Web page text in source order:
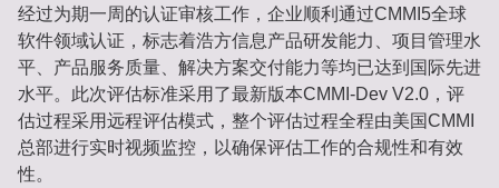
经过为期一周的认证审核工作，企业顺利通过CMMI5全球
软件领域认证，标志着浩方信息产品研发能力、项目管理水
平、产品服务质量、解决方案交付能力等均已达到国际先进
水平。此次评估标准采用了最新版本CMMI-Dev V2.0，评
估过程采用远程评估模式，整个评估过程全程由美国CMMI
总部进行实时视频监控，以确保评估工作的合规性和有效
性。